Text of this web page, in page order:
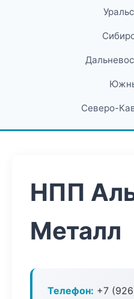
Северо-
НПП
Металл
Телефон: +7